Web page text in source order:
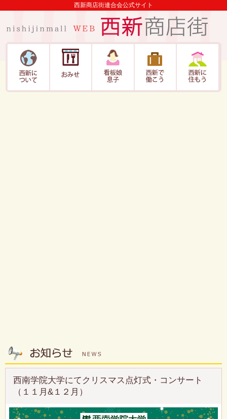
西新商店街連合会公式サイト
西南学院大学にてクリスマス点灯式・コンサート
（１１月&１２月）